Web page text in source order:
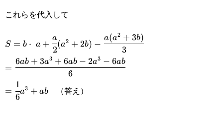
これらを代入して
S=b\cdot a+\cfrac{a}
{2}(a^2+2b)-
\cfrac{a(a^2+3b)}{3}
S = b ⋅ a +
2
a
(a2 + 2b) −
3
a(a2 + 3b)
=\cfrac{6ab+3a^3+6ab-
2a^3-6ab}{6}
=
6
6ab + 3a3 + 6ab − 2a3 − 6ab
=\cfrac{1}
{6}a^3+ab
=
6
1
a3 + ab（答え）